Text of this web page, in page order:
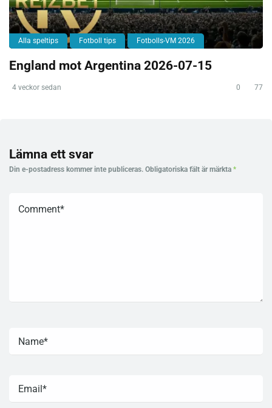
Alla speltips Fotboll tips Fotbolls-VM 2026
England mot Argentina 2026-07-15
4 veckor sedan 0 77
Lämna ett svar
Din e-postadress kommer inte publiceras. Obligatoriska fält är märkta *